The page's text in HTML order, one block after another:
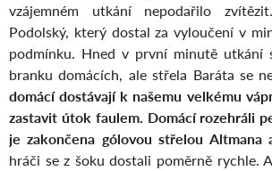
vzájemném utkání nepodařilo
Podolský, který dostal za vyloučení v
podmínku. Hned v první minutě utkání
branku domácích, ale střela Baráta se
domácí dostávají k našemu velkému
zastavit útok faulem. Domácí rozehráli
je zakončena gólovou střelou
hráči se z šoku dostali poměrně rychle.